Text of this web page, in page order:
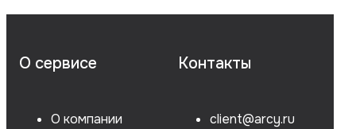
О сервисе
О компании
Контакты
client@arcy.ru